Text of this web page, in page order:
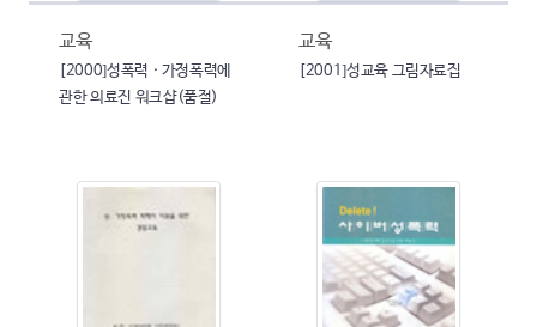
교육
[2000]성폭력 · 가정폭력에
관한 의료진 워크샵(품절)
교육
[2001]성교육 그림자료집